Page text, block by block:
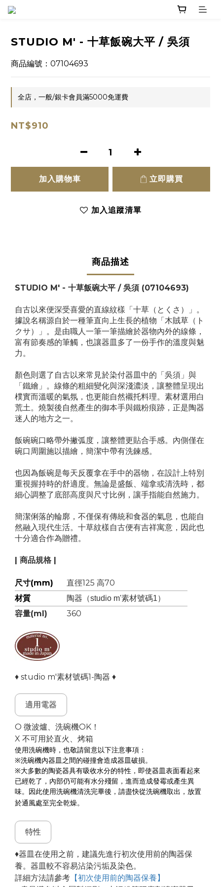
STUDIO M' - 十草飯碗大平 / 吳須
商品編號：07104693
全店，一般/銀卡會員滿5000免運費
NT$910
加入購物車 立即購買
加入追蹤清單
商品描述
STUDIO M' - 十草飯碗大平 / 吳須 (07104693)
自古以來便深受喜愛的直線紋樣「十草（とくさ）」。
據說名稱源自於一種筆直向上生長的植物「木賊草（ト
クサ）」。是由職人一筆一筆描繪於器物內外的線條，
富有節奏感的筆觸，也讓器皿多了一份手作的溫度與魅
力。
顏色則選了自古以來常見於染付器皿中的「吳須」與
「鐵繪」。線條的粗細變化與深淺濃淡，讓整體呈現出
樸實而溫暖的氣氛，也更能自然襯托料理。素材選用白
荒土。燒製後自然產生的御本手與鐵粉痕跡，正是陶器
迷人的地方之一。
飯碗碗口略帶外撇弧度，讓整體更貼合手感。內側僅在
碗口周圍施以描繪，簡潔中帶有洗鍊感。
也因為飯碗是每天反覆拿在手中的器物，在設計上特別
重視握持時的舒適度。無論是盛飯、端拿或清洗時，都
細心調整了底部高度與尺寸比例，讓手指能自然施力。
簡潔俐落的輪廓，不僅保有傳統和食器的氣息，也能自
然融入現代生活。十草紋樣自古便有吉祥寓意，因此也
十分適合作為贈禮。
| 商品規格 |
尺寸(mm)
直徑125 高70
材質
陶器（studio m'素材號碼1）
容量(ml) 360
♦ studio m'素材號碼1-陶器 ♦
適用電器
O 微波爐、洗碗機OK！
X 不可用於直火、烤箱
使用洗碗機時，也敬請留意以下注意事項：
※洗碗機內器皿之間的碰撞會造成器皿破損。
※大多數的陶瓷器具有吸收水分的特性，即使器皿表面看起來
已經乾了，內部仍可能有水分殘留，進而造成發霉或產生異
味。因此使用洗碗機清洗完畢後，請盡快從洗碗機取出，放置
於通風處至完全乾燥。
特性
♦器皿在使用之前，建議先進行初次使用前的陶器保
養。器皿較不容易沾染污垢及染色。
詳細方法請參考 【初次使用前的陶器保養】